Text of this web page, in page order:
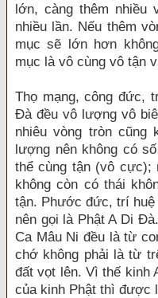
lớn, càng thêm nhiều
nhiều lần. Nếu thêm
mục sẽ lớn hơn
mục là vô cùng vô tận
Thọ mạng, công đức,
Đà đều vô lượng vô
nhiêu vòng tròn
lượng nên không có
thể cùng tận (vô cực);
không còn có thái
tận. Phước đức, trí
nên gọi là Phật A Di
Ca Mâu Ni đều là từ
chớ không phải là từ
đất vọt lên. Vì thế kinh
của kinh Phật thì được